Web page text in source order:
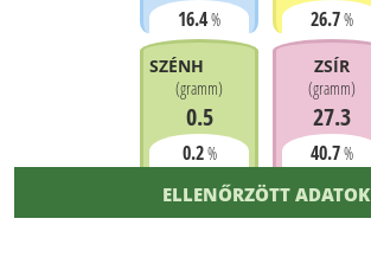
16.4% 26.7%
SZÉNHIDRÁT
(gramm)
0.5
0.2%
ZSÍR
(gramm)
27.3
40.7%
ELLENŐRZÖTT ADATOK